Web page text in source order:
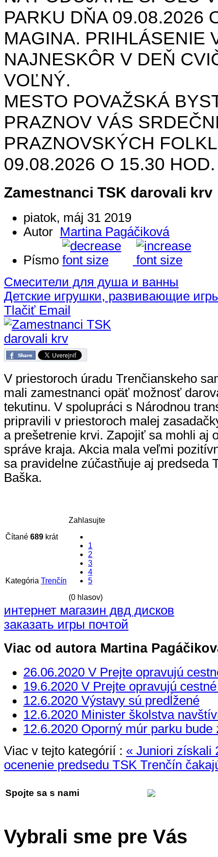
PARKU DŇA 09.08.2026
MAGINA. PRIHLÁSENIE
NAJNESKÔR V DEŇ
VOĽNÝ.
MESTO POVAŽSKÁ
PRAZNOV VÁS
PRAZNOVSKÝCH
09.08.2026 O 15.30
Zamestnanci TSK darovali krv
piatok, máj 31 2019
Autor Martina Pagáčiková
Písmo
Смесители для душа и ванны
Детские игрушки, развивающие
Tlačiť Email
V priestoroch úradu Trenčianskeho
mali zamestnanci opäť možnosť
tekutinu. V spolupráci s Národnou
pripravili v priestoroch malej
a prešetrenie krvi. Zapojiť sa mohli aj
správe kraja. Akcia mala veľmi
sa pravidelne zúčastňuje aj predseda
Baška.
Čítané 689 krát
Zahlasujte
1
2
3
4
5
(0 hlasov)
Kategória Trenčín
интернет магазин двд дисков
заказать игры почтой
Viac od autora Martina
26.06.2020 V Prejte opravujú
19.6.2020 V Prejte opravujú
12.6.2020 Výstavy sú predĺžené
12.6.2020 Minister školstva
12.6.2020 Oporný múr parku bude
Viac v tejto kategórií : « Juniori získali
ocenenie predsedu TSK Trenčín
Spojte sa s nami
Vybrali sme pre Vás